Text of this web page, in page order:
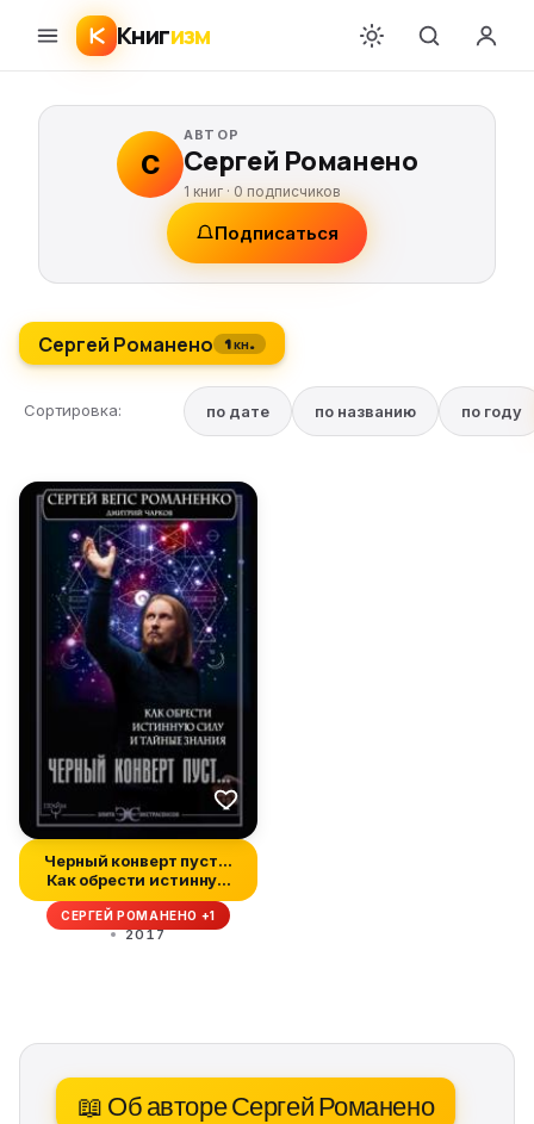
Книгизм
С
АВТОР
Сергей Романено
1 книг · 0 подписчиков
Подписаться
Сергей Романено 1 кн.
Сортировка: по дате по названию по году
Черный конверт пуст…
Как обрести истинную
силу и т...
СЕРГЕЙ РОМАНЕНО +1
2017
📖 Об авторе Сергей Романено